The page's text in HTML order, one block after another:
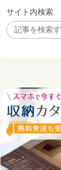
サイト内検索